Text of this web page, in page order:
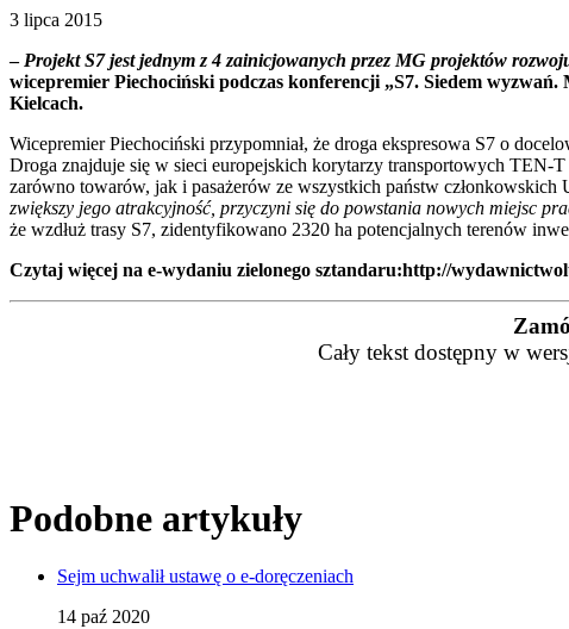
3 lipca 2015
–Projekt S7 jest jednym z 4 zainicjowanych przez MG projektów
wicepremier Piechociński podczas konferencji „S7. Siedem
Kielcach.
Wicepremier Piechociński przypomniał, że droga ekspresowa S7 o
Droga znajduje się w sieci europejskich korytarzy transportowych TEN-
zarówno towarów, jak i pasażerów ze wszystkich państw członkowskich
zwiększy jego atrakcyjność, przyczyni się do powstania nowych miejsc
że wzdłuż trasy S7, zidentyfikowano 2320 ha potencjalnych terenów
Czytaj więcej na e-wydaniu zielonego sztandaru:http://
Cały tekst dostępny w
Podobne artykuły
Sejm uchwalił ustawę o e-doręczeniach
14 paź 2020